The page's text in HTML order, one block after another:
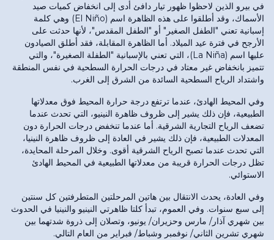
في بيرو الذين لاحظوا ظهور تيار دافئ أدى إلى انخفاض كميات صيد
الأسماك، وقد أطلقوا على هذه الظاهرة اسم (El Niño) وهي كلمة
إسبانية تعني "الطفل الصغير" أو "الطفل المقدس"، لأنها حدثت على
الأرجح في فترة عيد الميلاد. أما الظاهرة المقابلة، فقد أطلق الصيادون
عليها اسم (La Niña)، التي تعني بالإسبانية "الطفلة الصغيرة"، والتي
تتميز بانخفاض غير معتاد في درجات الحرارة السطحية في نفس المنطقة
واشتداد الرياح السطحية السائدة من الشرق إلى الغرب.
وفي المحيط الهادئ، عندما ترتفع درجة حرارة المحيط فوق معدلاتها
الطبيعية، فإن ذلك يشير إلى ظروف ظاهرة النينيو، التي تحدث عندما
تضعف الرياح التجارية الشرقية. أما عندما تنخفض درجات الحرارة دون
المعدلات الطبيعية، فإن ذلك يشير في العادة إلى ظروف ظاهرة النينيا،
التي تحدث عندما تصبح الرياح الشرقية أقوى. وخلال المرحلة المحايدة،
تظل درجات الحرارة قريبة من معدلاتها الطبيعية في المحيط الهادئ
الاستوائي.
وفي العادة، يحدث الانتقال بين هاتين المرحلتين المتطرفتين كل سنتين
إلى سبع سنوات. وفي العموم، تبدأ كلتا ظاهرتي النينيو والنينيا في الحدوث
بين شهري آذار/ مارس وحزيران/ يونيو، وتصلان إلى ذروة شدتهما بين
شهري تشرين الثاني/ نوفمبر وشباط/ فبراير من العام التالي.